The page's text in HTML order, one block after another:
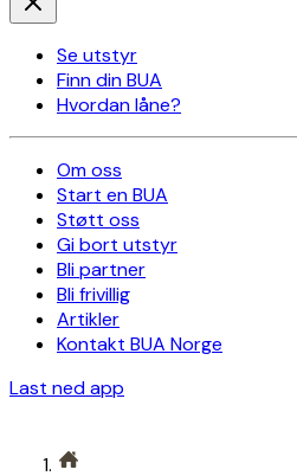
Se utstyr
Finn din BUA
Hvordan låne?
Om oss
Start en BUA
Støtt oss
Gi bort utstyr
Bli partner
Bli frivillig
Artikler
Kontakt BUA Norge
Last ned app